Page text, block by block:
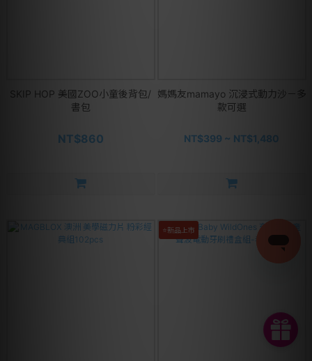
SKIP HOP 美國ZOO小童後背包/
書包
NT$860
媽媽友mamayo 沉浸式動力沙－多
款可選
NT$399 ~ NT$1,480
⭐新品上市